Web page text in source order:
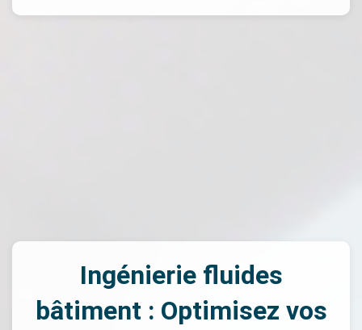
Ingénierie fluides
bâtiment : Optimisez vos